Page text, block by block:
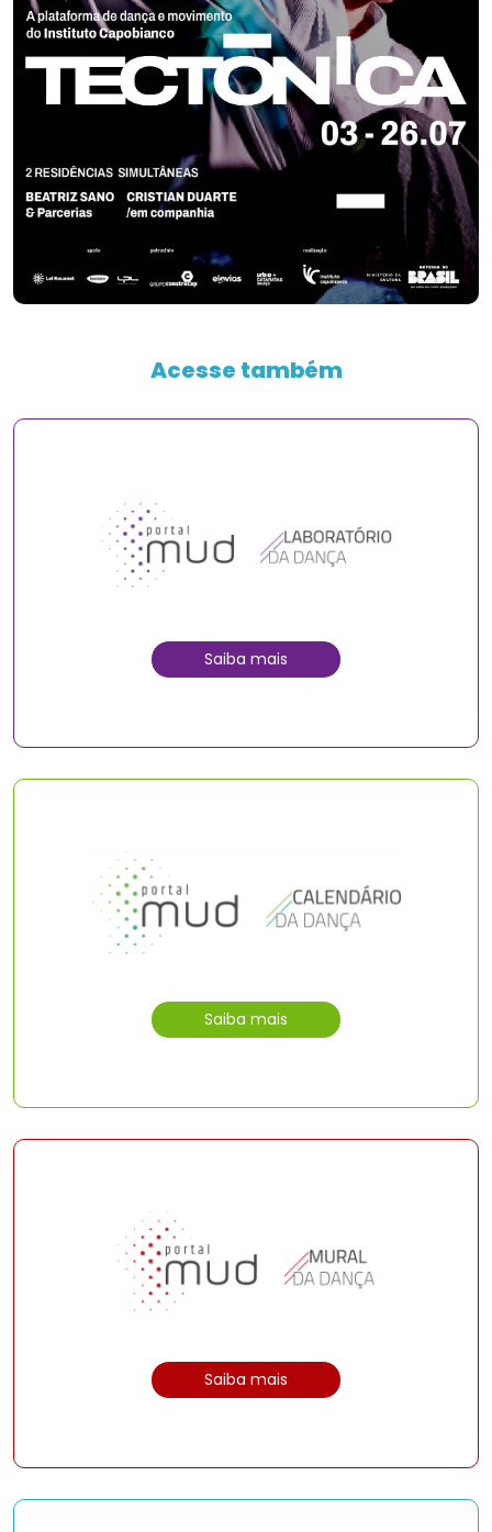
Acesse também
Saiba mais
Saiba mais
Saiba mais